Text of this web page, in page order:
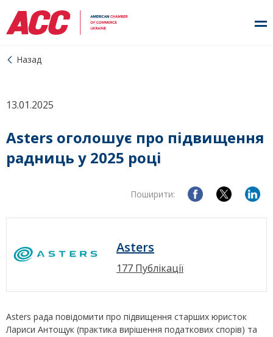
Назад
13.01.2025
Asters оголошує про підвищення
радниць у 2025 році
Поширити:
Asters
177 Публікації
Asters рада повідомити про підвищення старших юристок
Лариси Антощук (практика вирішення податкових спорів) та